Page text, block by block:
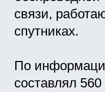
связи,
спутниках.
По
составлял